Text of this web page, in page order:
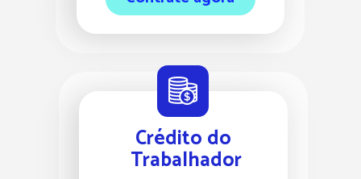
Crédito do
Trabalhador